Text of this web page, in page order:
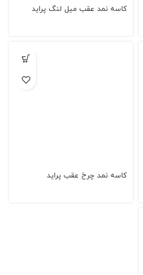
کاسه نمد عقب میل لنگ پراید
کاسه نمد چرخ عقب پراید